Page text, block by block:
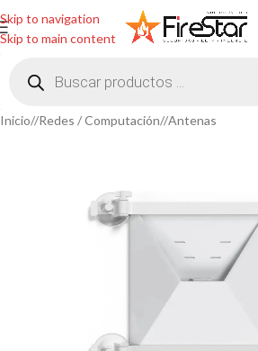
Skip to navigation
Skip to main content
Inicio/ Redes / Computación/ Antenas